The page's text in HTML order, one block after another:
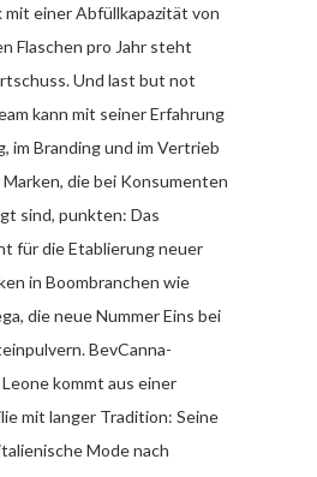
mit einer Abfüllkapazität von
Flaschen pro Jahr steht
Und last but not
kann mit seiner Erfahrung
im Branding und im Vertrieb
die bei Konsumenten
sind, punkten: Das
für die Etablierung neuer
in Boombranchen wie
die neue Nummer Eins bei
BevCanna-
kommt aus einer
mit langer Tradition: Seine
Mode nach